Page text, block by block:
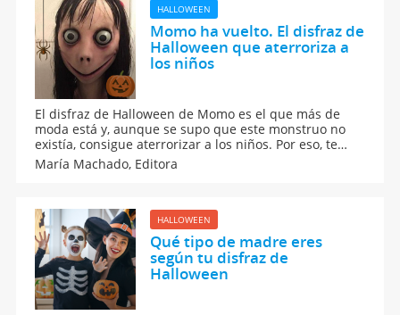
HALLOWEEN
Momo ha vuelto. El disfraz de
Halloween que aterroriza a
los niños
El disfraz de Halloween de Momo es el que más de
moda está y, aunque se supo que este monstruo no
existía, consigue aterrorizar a los niños. Por eso, te
contamos cómo puedes celebrar el 31 de octubre con
tus hijos si suelen tener muchos miedos. ¡Feliz
María Machado, Editora
HALLOWEEN
Qué tipo de madre eres
según tu disfraz de
Halloween